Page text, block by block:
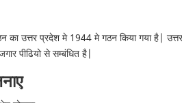
का उत्तर प्रदेश मे 1944 मे गठन किया गया है|
पीढियो से सम्बंधित है|